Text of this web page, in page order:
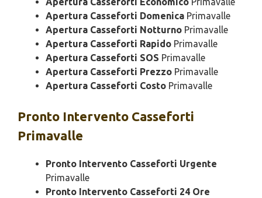
Apertura Casseforti Domenica Primavalle
Apertura Casseforti Notturno Primavalle
Apertura Casseforti Rapido Primavalle
Apertura Casseforti SOS Primavalle
Apertura Casseforti Prezzo Primavalle
Apertura Casseforti Costo Primavalle
Pronto Intervento Casseforti
Primavalle
Pronto Intervento Casseforti Urgente
Primavalle
Pronto Intervento Casseforti 24 Ore